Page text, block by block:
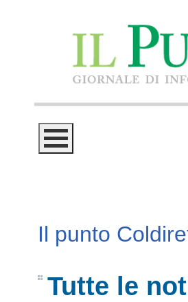
Il punto
Tutte le